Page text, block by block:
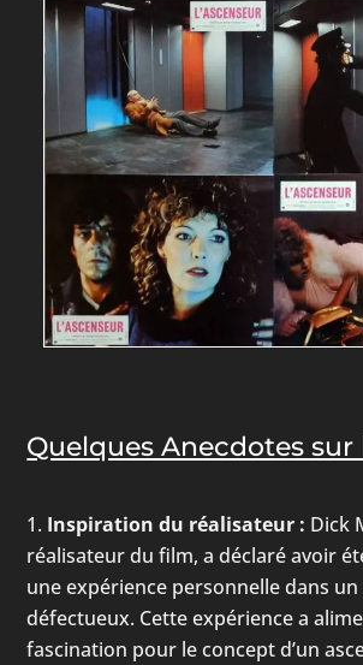
Quelques Anecdotes sur
Inspiration du réalisateur : Dick
réalisateur du film, a déclaré avoir
une expérience personnelle dans
défectueux. Cette expérience a
fascination pour le concept d’un